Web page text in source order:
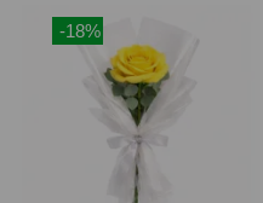
-18%